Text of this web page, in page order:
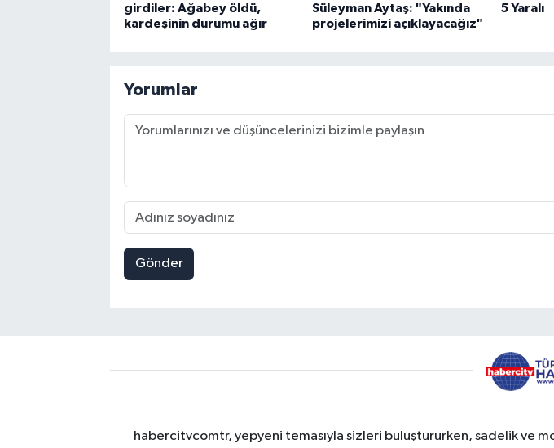
girdiler: Ağabey öldü,
kardeşinin durumu ağır
Süleyman Aytaş: "Yakında
projelerimizi açıklayacağız"
5 Yaralı
Yorumlar
Gönder
habercitvcomtr, yepyeni temasıyla sizleri buluştururken, sadelik ve